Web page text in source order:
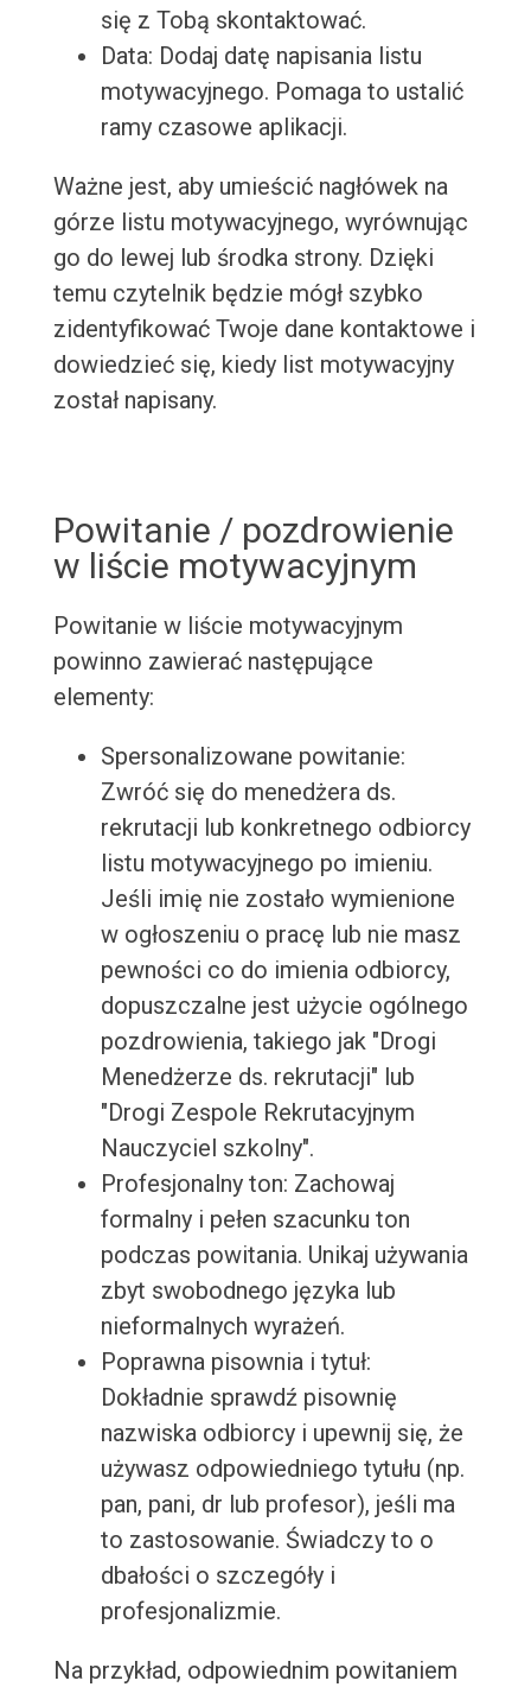
się z Tobą skontaktować.
Data: Dodaj datę napisania listu
motywacyjnego. Pomaga to ustalić
ramy czasowe aplikacji.
Ważne jest, aby umieścić nagłówek na
górze listu motywacyjnego, wyrównując
go do lewej lub środka strony. Dzięki
temu czytelnik będzie mógł szybko
zidentyfikować Twoje dane kontaktowe i
dowiedzieć się, kiedy list motywacyjny
został napisany.
Powitanie / pozdrowienie
w liście motywacyjnym
Powitanie w liście motywacyjnym
powinno zawierać następujące
elementy:
Spersonalizowane powitanie:
Zwróć się do menedżera ds.
rekrutacji lub konkretnego odbiorcy
listu motywacyjnego po imieniu.
Jeśli imię nie zostało wymienione
w ogłoszeniu o pracę lub nie masz
pewności co do imienia odbiorcy,
dopuszczalne jest użycie ogólnego
pozdrowienia, takiego jak "Drogi
Menedżerze ds. rekrutacji" lub
"Drogi Zespole Rekrutacyjnym
Nauczyciel szkolny".
Profesjonalny ton: Zachowaj
formalny i pełen szacunku ton
podczas powitania. Unikaj używania
zbyt swobodnego języka lub
nieformalnych wyrażeń.
Poprawna pisownia i tytuł:
Dokładnie sprawdź pisownię
nazwiska odbiorcy i upewnij się, że
używasz odpowiedniego tytułu (np.
pan, pani, dr lub profesor), jeśli ma
to zastosowanie. Świadczy to o
dbałości o szczegóły i
profesjonalizmie.
Na przykład, odpowiednim powitaniem